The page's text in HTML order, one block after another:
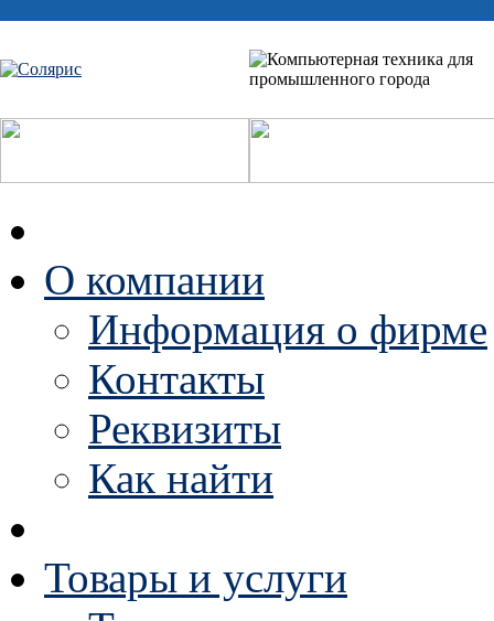
О компании
Информация о фирме
Контакты
Реквизиты
Как найти
Товары и услуги